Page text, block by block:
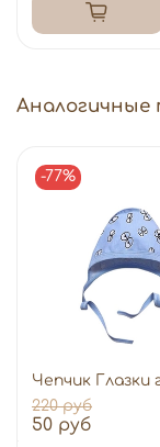
Аналогичные
-77%
Чепчик Глазки
220 руб
50 руб